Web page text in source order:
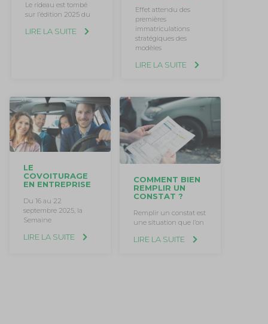
Le rideau est tombé
sur l’édition 2025 du
LIRE LA SUITE
Effet attendu des
premières
immatriculations
stratégiques des
modèles
LIRE LA SUITE
LE
COVOITURAGE
EN ENTREPRISE
Du 16 au 22
septembre 2025, la
Semaine
LIRE LA SUITE
COMMENT BIEN
REMPLIR UN
CONSTAT ?
Remplir un constat est
une situation que l’on
LIRE LA SUITE